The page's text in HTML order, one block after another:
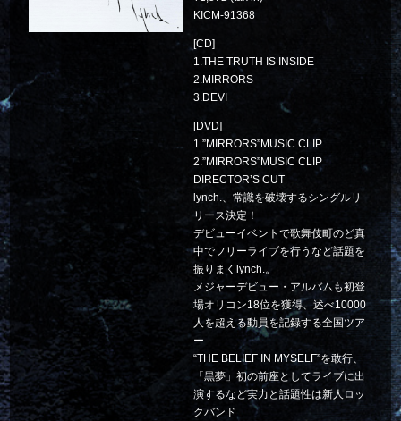
KICM-91368
[CD]
1.THE TRUTH IS INSIDE
2.MIRRORS
3.DEVI
[DVD]
1.”MIRRORS”MUSIC CLIP
2.”MIRRORS”MUSIC CLIP
DIRECTOR’S CUT
lynch.、常識を破壊するシングルリ
リース決定！
デビューイベントで歌舞伎町のど真
中でフリーライブを行うなど話題を
振りまくlynch.。
メジャーデビュー・アルバムも初登
場オリコン18位を獲得、述べ10000
人を超える動員を記録する全国ツア
ー
“THE BELIEF IN MYSELF”を敢行、
「黒夢」初の前座としてライブに出
演するなど実力と話題性は新人ロッ
クバンド